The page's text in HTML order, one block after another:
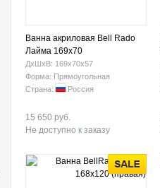
Ванна акриловая Bell Rado
Лайма 169x70
ДхШхВ: 169х70х57
Форма: Прямоугольная
Страна:
Россия
15 650 руб.
Не доступно к заказу